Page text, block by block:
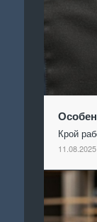
Крой
11.08.2025